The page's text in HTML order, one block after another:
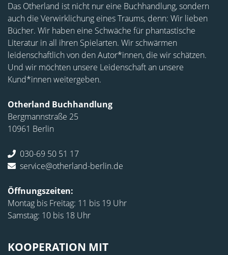
Das Otherland ist nicht nur eine Buchhandlung, sondern
auch die Verwirklichung eines Traums, denn: Wir lieben
Bücher. Wir haben eine Schwäche für phantastische
Literatur in all ihren Spielarten. Wir schwärmen
leidenschaftlich von den Autor*innen, die wir schätzen.
Und wir möchten unsere Leidenschaft an unsere
Kund*innen weitergeben.
Otherland Buchhandlung
Bergmannstraße 25
10961 Berlin
030-69 50 51 17
service@otherland-berlin.de
Öffnungszeiten:
Montag bis Freitag: 11 bis 19 Uhr
Samstag: 10 bis 18 Uhr
KOOPERATION MIT